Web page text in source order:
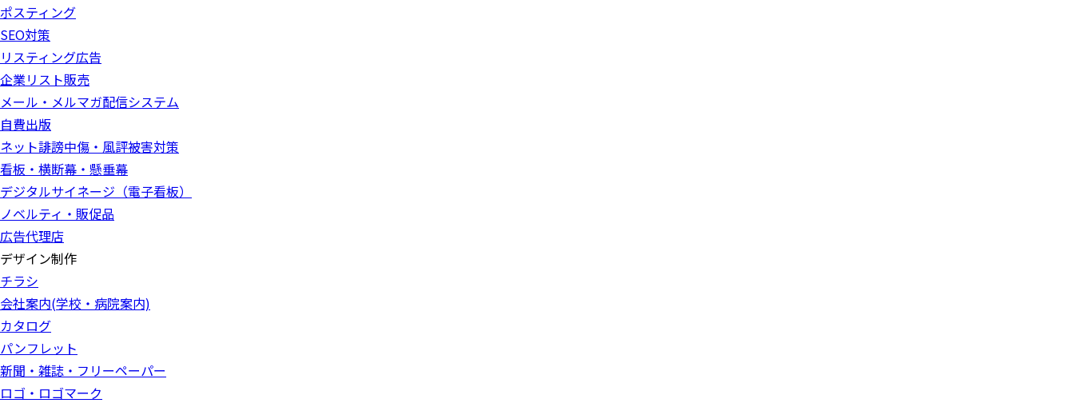
ポスティング
SEO対策
リスティング広告
企業リスト販売
メール・メルマガ配信システム
自費出版
ネット誹謗中傷・風評被害対策
看板・横断幕・懸垂幕
デジタルサイネージ（電子看板）
ノベルティ・販促品
広告代理店
デザイン制作
チラシ
会社案内(学校・病院案内)
カタログ
パンフレット
新聞・雑誌・フリーペーパー
ロゴ・ロゴマーク